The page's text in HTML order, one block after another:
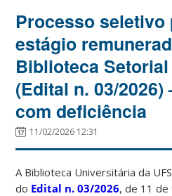
Processo seletivo
estágio
Biblioteca
(Edital n. 03/2026)
com deficiência
11/02/2026 12:31
A Biblioteca Universitária da
do Edital n. 03/2026, de 11